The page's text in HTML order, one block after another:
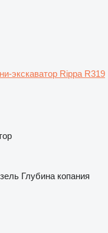
экскаватор Rippa R319
Глубина копания